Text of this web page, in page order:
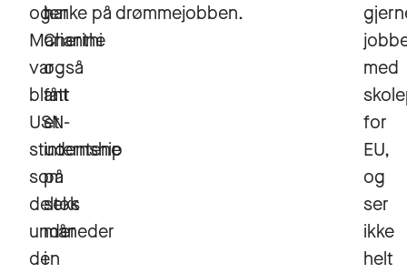
og
Marianthi
var
blant
USN-
studentene
som
deltok
under
den
har
Cherine
også
fått
et
internship
på
seks
måneder
i
tenke på drømmejobben.
med
for
EU,
og
ser
ikke
helt